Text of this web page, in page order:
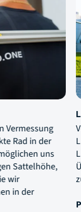
Rad in der
uns
Sattelhöhe,
in der